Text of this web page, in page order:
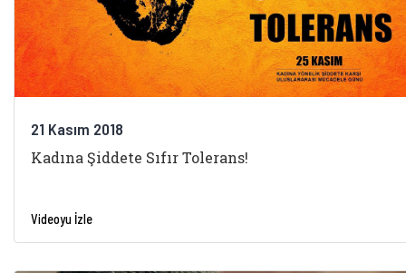
21 Kasım 2018
Kadına Şiddete Sıfır Tolerans!
Videoyu İzle